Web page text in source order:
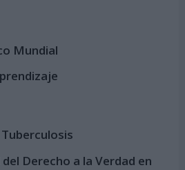
Mundial
Derecho a la Verdad en